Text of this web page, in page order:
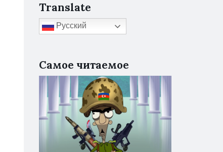
Translate
Русский
Самое читаемое